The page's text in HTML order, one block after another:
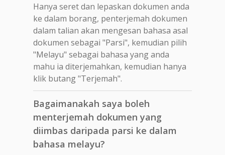
Hanya seret dan lepaskan dokumen anda
ke dalam borang, penterjemah dokumen
dalam talian akan mengesan bahasa asal
dokumen sebagai "Parsi", kemudian pilih
"Melayu" sebagai bahasa yang anda
mahu ia diterjemahkan, kemudian hanya
klik butang "Terjemah".
Bagaimanakah saya boleh
menterjemah dokumen yang
diimbas daripada parsi ke dalam
bahasa melayu?